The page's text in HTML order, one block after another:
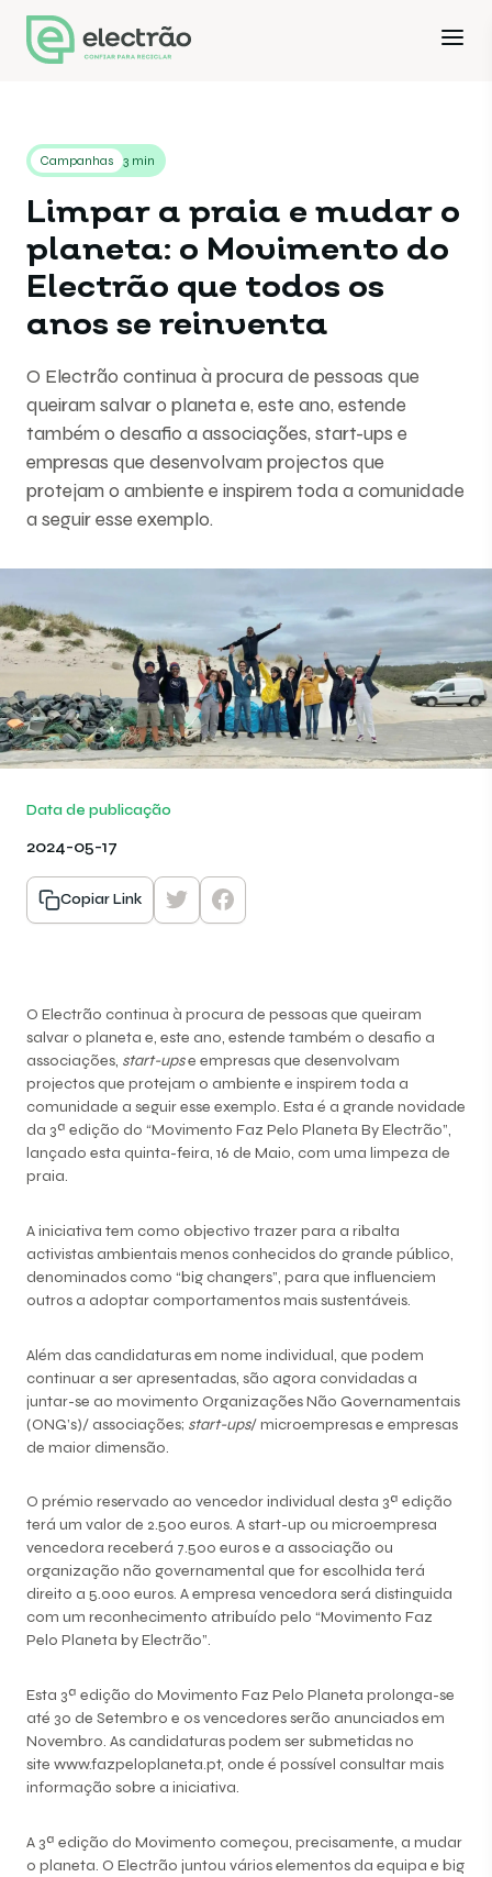
Campanhas 3 min
Limpar a praia e mudar o
planeta: o Movimento do
Electrão que todos os
anos se reinventa
O Electrão continua à procura de pessoas que
queiram salvar o planeta e, este ano, estende
também o desafio a associações, start-ups e
empresas que desenvolvam projectos que
protejam o ambiente e inspirem toda a comunidade
a seguir esse exemplo.
Data de publicação
2024-05-17
Copiar Link
O Electrão continua à procura de pessoas que queiram
salvar o planeta e, este ano, estende também o desafio a
associações, start-upse empresas que desenvolvam
projectos que protejam o ambiente e inspirem toda a
comunidade a seguir esse exemplo. Esta é a grande novidade
da 3ª edição do “Movimento Faz Pelo Planeta By Electrão”,
lançado esta quinta-feira, 16 de Maio, com uma limpeza de
praia.
A iniciativa tem como objectivo trazer para a ribalta
activistas ambientais menos conhecidos do grande público,
denominados como “big changers”, para que influenciem
outros a adoptar comportamentos mais sustentáveis.
Além das candidaturas em nome individual, que podem
continuar a ser apresentadas, são agora convidadas a
juntar-se ao movimento Organizações Não Governamentais
(ONG’s)/ associações; start-ups/ microempresas e empresas
de maior dimensão.
O prémio reservado ao vencedor individual desta 3ª edição
terá um valor de 2.500 euros. A start-up ou microempresa
vencedora receberá 7.500 euros e a associação ou
organização não governamental que for escolhida terá
direito a 5.000 euros. A empresa vencedora será distinguida
com um reconhecimento atribuído pelo “Movimento Faz
Pelo Planeta by Electrão”.
Esta 3ª edição do Movimento Faz Pelo Planeta prolonga-se
até 30 de Setembro e os vencedores serão anunciados em
Novembro. As candidaturas podem ser submetidas no
site www.fazpeloplaneta.pt, onde é possível consultar mais
informação sobre a iniciativa.
A 3ª edição do Movimento começou, precisamente, a mudar
o planeta. O Electrão juntou vários elementos da equipa e big